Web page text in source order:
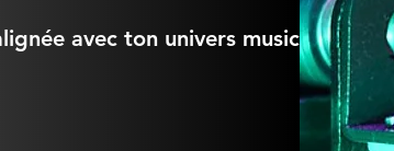
avec ton univers musical, ton